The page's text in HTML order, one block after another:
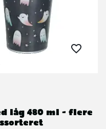
låg 480 ml - flere